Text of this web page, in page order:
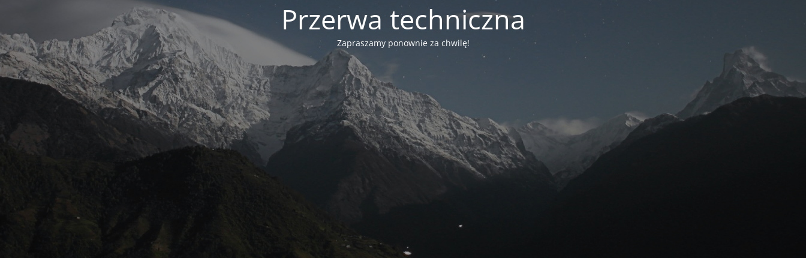
Przerwa techniczna
Zapraszamy ponownie za chwilę!